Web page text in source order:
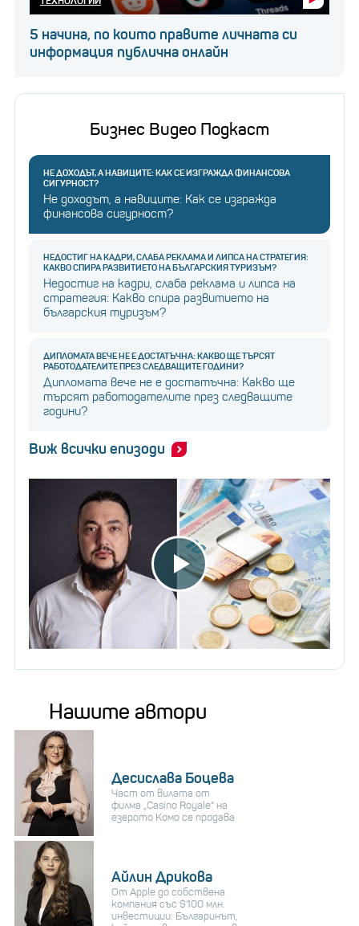
5 начина, по които правите личната си
информация публична онлайн
Бизнес Видео Подкаст
НЕ ДОХОДЪТ, А НАВИЦИТЕ: КАК СЕ ИЗГРАЖДА ФИНАНСОВА
СИГУРНОСТ?
Не доходът, а навиците: Как се изгражда
финансова сигурност?
НЕДОСТИГ НА КАДРИ, СЛАБА РЕКЛАМА И ЛИПСА НА СТРАТЕГИЯ:
КАКВО СПИРА РАЗВИТИЕТО НА БЪЛГАРСКИЯ ТУРИЗЪМ?
Недостиг на кадри, слаба реклама и липса на
стратегия: Какво спира развитието на
българския туризъм?
ДИПЛОМАТА ВЕЧЕ НЕ Е ДОСТАТЪЧНА: КАКВО ЩЕ ТЪРСЯТ
РАБОТОДАТЕЛИТЕ ПРЕЗ СЛЕДВАЩИТЕ ГОДИНИ?
Дипломата вече не е достатъчна: Какво ще
търсят работодателите през следващите
години?
Виж всички епизоди
Нашите автори
Десислава Боцева
Част от вилата от
филма „Casino Royale“ на
езерото Комо се продава
Айлин Дрикова
От Apple до собствена
компания със $100 млн.
инвестиции: Българинът,